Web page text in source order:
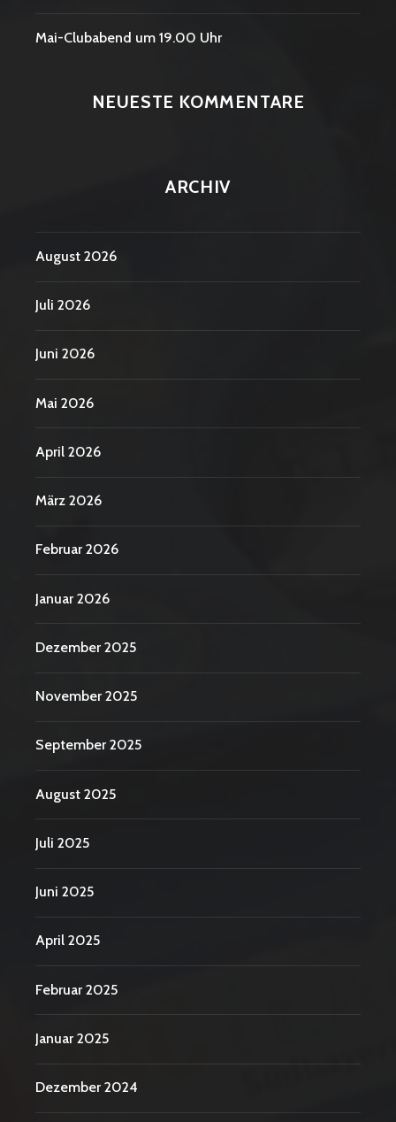
Mai-Clubabend um 19.00 Uhr
NEUESTE KOMMENTARE
ARCHIV
August 2026
Juli 2026
Juni 2026
Mai 2026
April 2026
März 2026
Februar 2026
Januar 2026
Dezember 2025
November 2025
September 2025
August 2025
Juli 2025
Juni 2025
April 2025
Februar 2025
Januar 2025
Dezember 2024